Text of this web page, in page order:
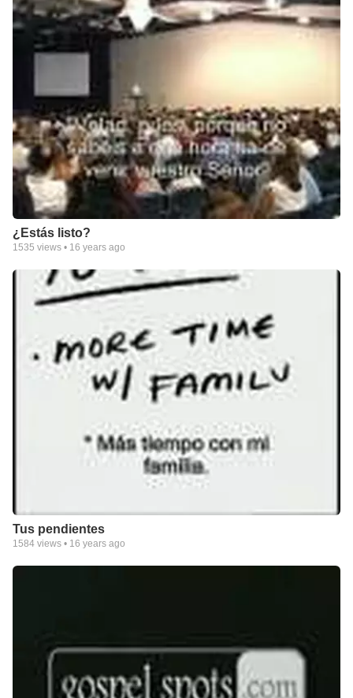
¿Estás listo?
1535 views • 16 years ago
Tus pendientes
1584 views • 16 years ago